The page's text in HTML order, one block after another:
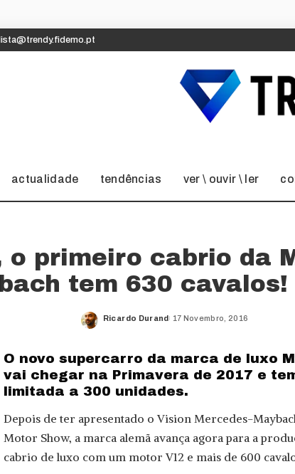
actualidade tendências ver \ ouvir \ ler
o primeiro cabrio da
tem 630 cavalos!
Posted
Ricardo Durand 17 Novembro, 2016
O novo supercarro da marca de luxo
vai chegar na Primavera de 2017 e
limitada a 300 unidades.
Depois de ter apresentado o Vision Mercedes-
Motor Show, a marca alemã avança agora para a
cabrio de luxo com um motor V12 e mais de 600